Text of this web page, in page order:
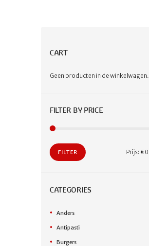
CART
Geen producten in de winkelwagen.
FILTER BY PRICE
FILTER Prijs: €0
CATEGORIES
Anders
Antipasti
Burgers